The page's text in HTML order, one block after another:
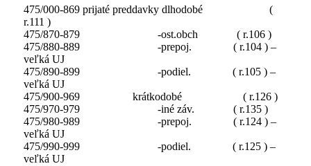
475/000-869 prijaté preddavky dlhodobé (
r.111 )
475/870-879 -ost.obch ( r.106 )
475/880-889 -prepoj. ( r.104 ) –
veľká UJ
475/890-899 -podiel. ( r.105 ) –
veľká UJ
475/900-969 krátkodobé ( r.126 )
475/970-979 -iné záv. ( r.135 )
475/980-989 -prepoj. ( r.124 ) –
veľká UJ
475/990-999 -podiel. ( r.125 ) –
veľká UJ